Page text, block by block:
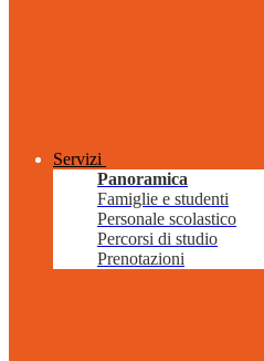
Servizi
Panoramica
Famiglie e studenti
Personale scolastico
Percorsi di studio
Prenotazioni